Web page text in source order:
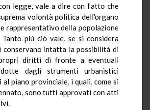
legge, vale a dire con l'atto che
volontà politica dell'organo
rappresentativo della popolazione
Tanto più ciò vale, se si considera
conservano intatta la possibilità di
diritti di fronte a eventuali
dagli strumenti urbanistici
piano provinciale, i quali, come si
sono tutti approvati con atti